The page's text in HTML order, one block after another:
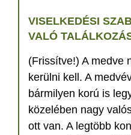
VISELKEDÉSI
VALÓ
(Frissítve!) A medve
kerülni kell. A
bármilyen korú is
közelében nagy
ott van. A legtöbb